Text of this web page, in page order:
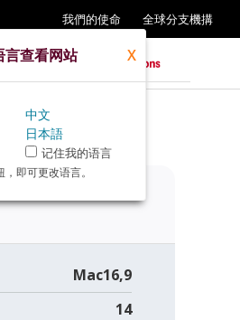
我們的使命 全球分支機搆
Mac16,9
14
言查看网站 X
中文
日本語
记住我的语言
即可更改语言。